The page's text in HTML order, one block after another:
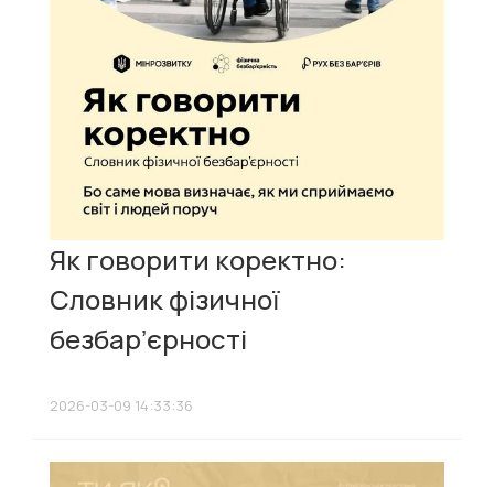
Як говорити коректно:
Словник фізичної
безбарʼєрності
2026-03-09 14:33:36